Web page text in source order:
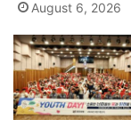
August 6, 2026